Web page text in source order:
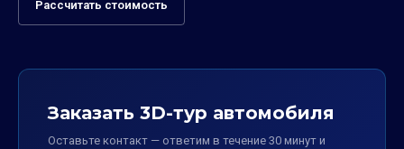
Рассчитать стоимость
Заказать 3D-тур автомобиля
Оставьте контакт — ответим в течение 30 минут и